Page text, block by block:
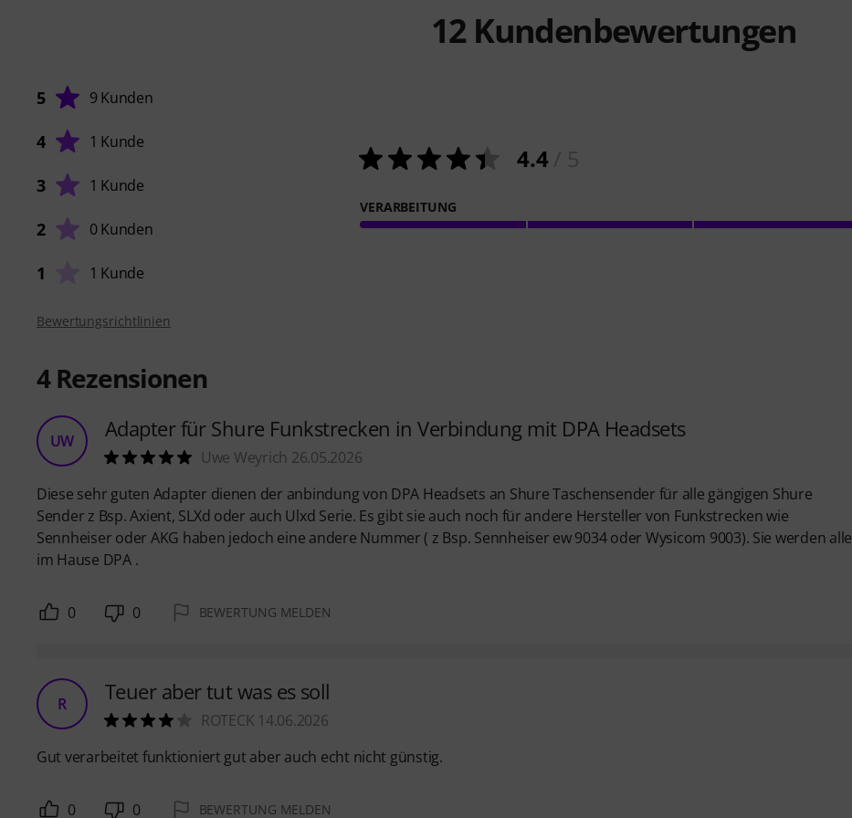
12Kundenbewertungen
5 9 Kunden
4 1 Kunde
3 1 Kunde
2 0 Kunden
1 1 Kunde
4.4/ 5
VERARBEITUNG
Bewertungsrichtlinien
4Rezensionen
UW Adapter für Shure Funkstrecken in Verbindung mit DPA Headsets
Uwe Weyrich 26.05.2026
Diese sehr guten Adapter dienen der anbindung von DPA Headsets an Shure Taschensender für alle gängigen Shure
Sender z Bsp. Axient, SLXd oder auch Ulxd Serie. Es gibt sie auch noch für andere Hersteller von Funkstrecken wie
Sennheiser oder AKG haben jedoch eine andere Nummer ( z Bsp. Sennheiser ew 9034 oder Wysicom 9003). Sie werden alle
im Hause DPA .
0 0 BEWERTUNG MELDEN
R Teuer aber tut was es soll
ROTECK 14.06.2026
Gut verarbeitet funktioniert gut aber auch echt nicht günstig.
0 0 BEWERTUNG MELDEN